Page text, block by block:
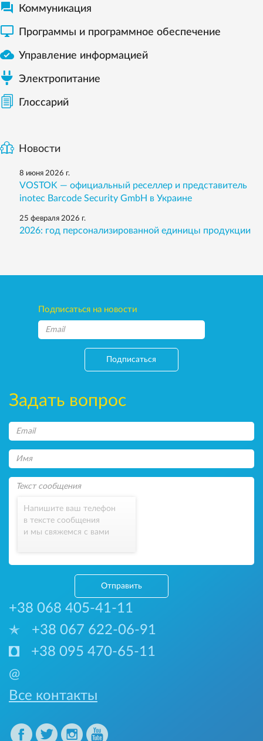
 Коммуникация
 Программы и программное обеспечение
 Управление информацией
Электропитание
Глоссарий
Новости
8 июня 2026 г.
VOSTOK — официальный реселлер и представитель
inotec Barcode Security GmbH в Украине
25 февраля 2026 г.
2026: год персонализированной единицы продукции
Подписаться на новости
Подписаться
Задать вопрос
Напишите ваш телефон
в тексте сообщения
и мы свяжемся с вами
Отправить
+38 068 405-41-11
+38 067 622-06-91
+38 095 470-65-11
@
Все контакты